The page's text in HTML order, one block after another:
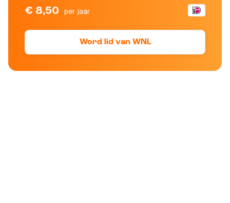
€ 8,50 per jaar
Word lid van WNL